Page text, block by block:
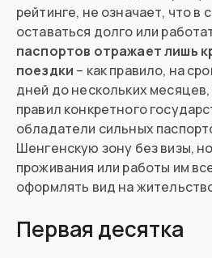
рейтинге, не означает, что в
оставаться долго или
паспортов отражает лишь
поездки – как правило, на
дней до нескольких месяцев,
правил конкретного
обладатели сильных
Шенгенскую зону без визы,
проживания или работы им
оформлять вид на
Первая десятка